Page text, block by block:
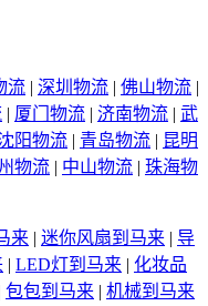
流 | 深圳物流 | 佛山物流 |
| 厦门物流 | 济南物流 | 武
阳物流 | 青岛物流 | 昆明
物流 | 中山物流 | 珠海物
来 | 迷你风扇到马来 | 导
| LED灯到马来 | 化妆品
包包到马来 | 机械到马来